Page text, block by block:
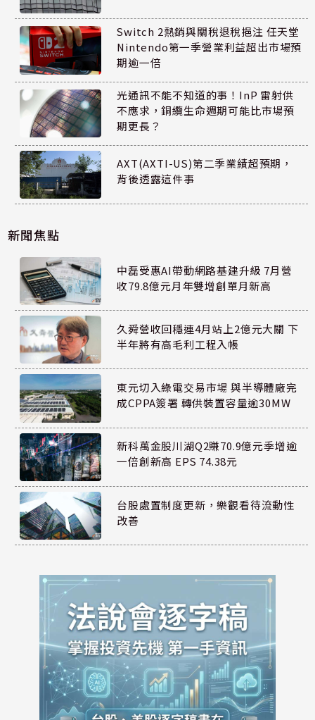
Switch 2熱銷與關稅退稅挹注 任天堂
Nintendo第一季營業利益超出市場預
期逾一倍
光通訊不能不知道的事！InP 雷射供
不應求，銅纜生命週期可能比市場預
期更長？
AXT(AXTI-US)第二季業績超預期，
背後透露這件事
新聞焦點
中磊受惠AI帶動網路基建升級 7月營
收79.8億元月年雙增創單月新高
久舜營收回穩連4月站上2億元大關 下
半年將有高毛利工程入帳
東元切入綠電交易市場 與半導體廠完
成CPPA簽署 轉供裝置容量逾30MW
新科萬金股川湖Q2賺70.9億元季增逾
一倍創新高 EPS 74.38元
台股處置制度更新，樂觀看待流動性
改善